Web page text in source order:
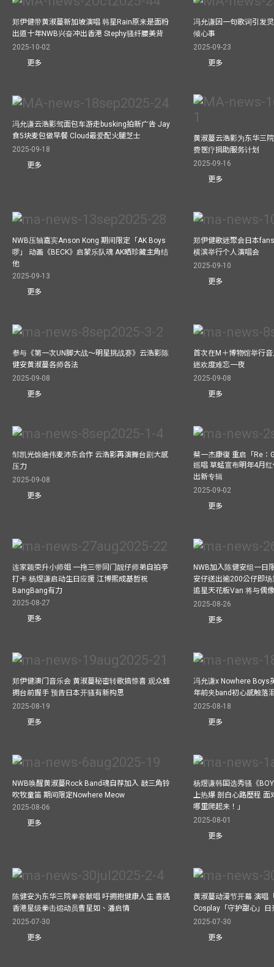
郑伊健带黄淑蔓新加坡演唱 韩星Rain原来是面粉
出道十年NWB兴奋冲出香港 Stephy骚纤腰美背
2025-10-02
更多
冯允谦因一句歌词引发
倾心事
2025-09-23
更多
冯允谦云浩影驾面包车游走busking拍新广告 Jay
食5块麦包做早餐 Cloud最爱配火腿芝士
2025-09-18
更多
黄淑蔓云浩影为东华三
费医疗捐助服务计划
2025-09-16
更多
NWB压轴嘉宾Anson Kong 期间限定「AK Boys
啰」 动画《BECK》启蒙乐队魂 AK晒珍藏主角结
他
2025-09-13
更多
郑伊健歌迷聚会日本
横滨举行个人演唱会
2025-09-10
更多
参与《第一次UN脚大战～明星挑战赛》云浩影陈
健安黄淑蔓各师各法
2025-09-08
更多
首次在M＋博物馆举行
迷欢度难忘一夜
2025-09-08
更多
邹凯光馀迪伟麦沛东合作 云浩影再演舞台剧大感
压力
2025-09-08
更多
蔡一杰康復 重启「Re：
巡唱 草蜢宣布明年4月
出新专辑
2025-09-02
更多
连家颖荣升小师姐 一拖三带同门靓仔师弟自拍亭
打卡 杨煜谦启动生日应援 江博熙成基哲祝
BangBang有力
2025-08-27
更多
NWB加入陈健安组一日
安仔送出逾200公仔即
追星天花板Van 将与偶
2025-08-26
更多
郑伊健澳门音乐会 黄淑蔓秘密转歌搞惊喜 观众蜂
拥台前握手 预告日本开骚有新构思
2025-08-19
更多
冯允谦x Nowhere Boys
年前夹band初心感触落
2025-08-18
更多
NWB唤醒黄淑蔓Rock Band魂自荐加入 敲三角铃
吹牧童笛 期间限定Nowhere Meow
2025-08-06
更多
杨煜谦韩国选秀骚《
上热爆 剖白心路歷程
哪里爬起来！」
2025-08-01
更多
陈健安为东华三院拳赛献唱 吁拥抱健康人生 喜遇
香港星级拳击运动员曹星如、潘启情
2025-07-30
更多
黄淑蔓动漫节开幕 演唱
Cosplay「守护甜心」
2025-07-30
更多